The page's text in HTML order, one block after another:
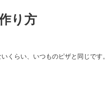
り方
くらい、いつものピザと同じです。